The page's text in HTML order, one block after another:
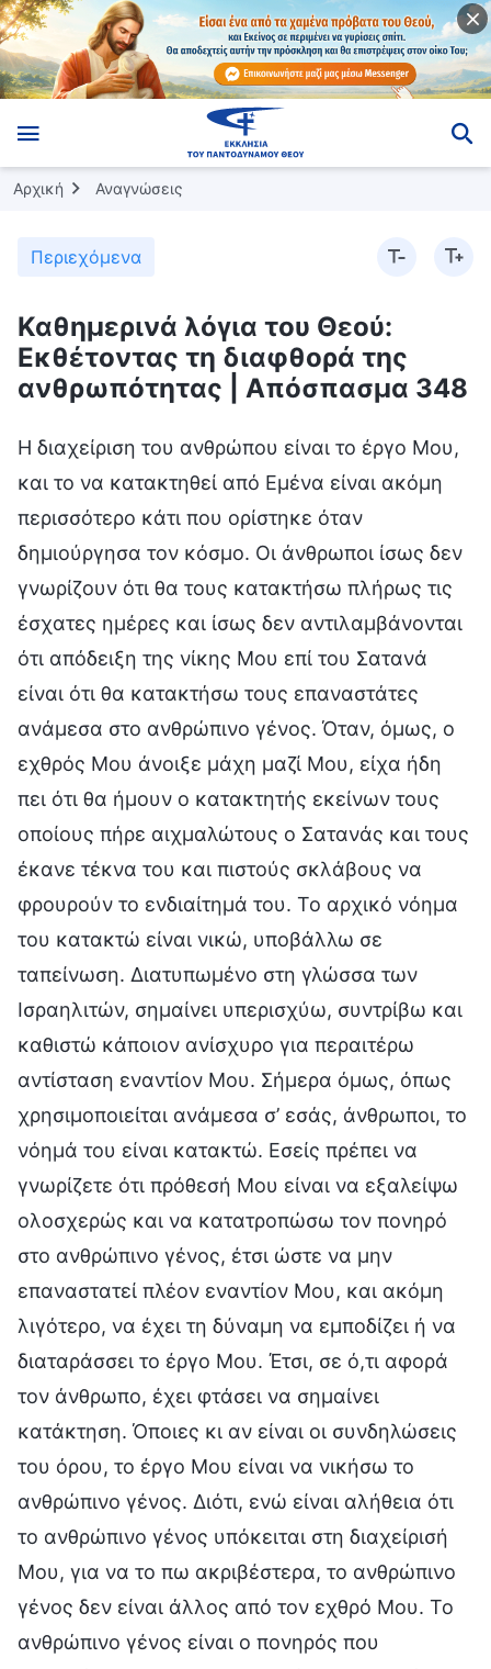
Αρχική Αναγνώσεις
Περιεχόμενα
Καθημερινά λόγια του Θεού:
Εκθέτοντας τη διαφθορά της
ανθρωπότητας | Απόσπασμα 348
Η διαχείριση του ανθρώπου είναι το έργο Μου,
και το να κατακτηθεί από Εμένα είναι ακόμη
περισσότερο κάτι που ορίστηκε όταν
δημιούργησα τον κόσμο. Οι άνθρωποι ίσως δεν
γνωρίζουν ότι θα τους κατακτήσω πλήρως τις
έσχατες ημέρες και ίσως δεν αντιλαμβάνονται
ότι απόδειξη της νίκης Μου επί του Σατανά
είναι ότι θα κατακτήσω τους επαναστάτες
ανάμεσα στο ανθρώπινο γένος. Όταν, όμως, ο
εχθρός Μου άνοιξε μάχη μαζί Μου, είχα ήδη
πει ότι θα ήμουν ο κατακτητής εκείνων τους
οποίους πήρε αιχμαλώτους ο Σατανάς και τους
έκανε τέκνα του και πιστούς σκλάβους να
φρουρούν το ενδιαίτημά του. Το αρχικό νόημα
του κατακτώ είναι νικώ, υποβάλλω σε
ταπείνωση. Διατυπωμένο στη γλώσσα των
Ισραηλιτών, σημαίνει υπερισχύω, συντρίβω και
καθιστώ κάποιον ανίσχυρο για περαιτέρω
αντίσταση εναντίον Μου. Σήμερα όμως, όπως
χρησιμοποιείται ανάμεσα σ’ εσάς, άνθρωποι, το
νόημά του είναι κατακτώ. Εσείς πρέπει να
γνωρίζετε ότι πρόθεσή Μου είναι να εξαλείψω
ολοσχερώς και να κατατροπώσω τον πονηρό
στο ανθρώπινο γένος, έτσι ώστε να μην
επαναστατεί πλέον εναντίον Μου, και ακόμη
λιγότερο, να έχει τη δύναμη να εμποδίζει ή να
διαταράσσει το έργο Μου. Έτσι, σε ό,τι αφορά
τον άνθρωπο, έχει φτάσει να σημαίνει
κατάκτηση. Όποιες κι αν είναι οι συνδηλώσεις
του όρου, το έργο Μου είναι να νικήσω το
ανθρώπινο γένος. Διότι, ενώ είναι αλήθεια ότι
το ανθρώπινο γένος υπόκειται στη διαχείρισή
Μου, για να το πω ακριβέστερα, το ανθρώπινο
γένος δεν είναι άλλος από τον εχθρό Μου. Το
ανθρώπινο γένος είναι ο πονηρός που